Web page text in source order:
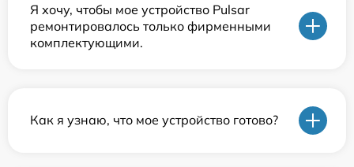
Я хочу, чтобы мое устройство Pulsar
ремонтировалось только фирменными
комплектующими.
Как я узнаю, что мое устройство готово?